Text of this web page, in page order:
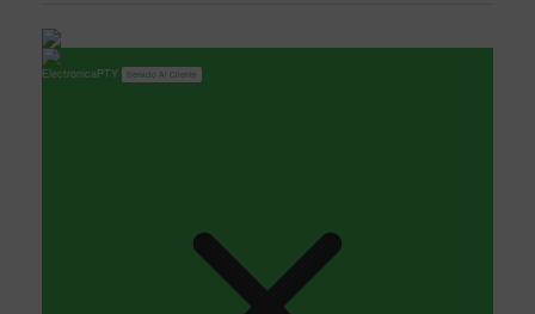
ElectronicaPTY Servicio Al Cliente